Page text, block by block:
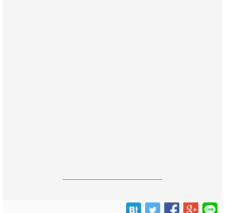
------------------------------------------------------------------